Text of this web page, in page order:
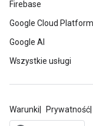
Firebase
Google Cloud Platform
Google AI
Wszystkie usługi
Warunki Prywatność